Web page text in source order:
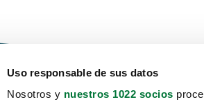
Uso responsable de sus datos
Nosotros y nuestros 1022 socios